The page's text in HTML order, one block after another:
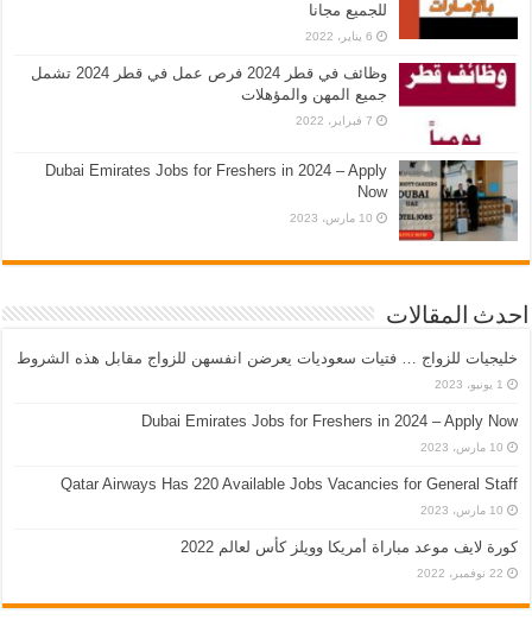
للجميع مجانا
6 يناير، 2022
وظائف في قطر 2024 فرص عمل في قطر 2024 تشمل
جميع المهن والمؤهلات
7 فبراير، 2022
Dubai Emirates Jobs for Freshers in 2024 – Apply
Now
10 مارس، 2023
احدث المقالات
خليجيات للزواج … فتيات سعوديات يعرضن انفسهن للزواج مقابل هذه الشروط
1 يونيو، 2023
Dubai Emirates Jobs for Freshers in 2024 – Apply Now
10 مارس، 2023
Qatar Airways Has 220 Available Jobs Vacancies for General Staff
10 مارس، 2023
كورة لايف موعد مباراة أمريكا وويلز كأس لعالم 2022
22 نوفمبر، 2022